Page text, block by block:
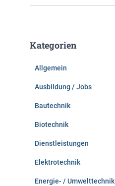
u
n
Kategorien
Allgemein
Ausbildung / Jobs
Bautechnik
Biotechnik
Dienstleistungen
Elektrotechnik
Energie- / Umwelttechnik